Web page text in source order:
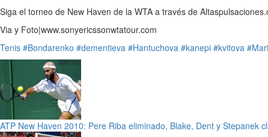
Siga el torneo de New Haven de la WTA a través de
Via y Foto|www.sonyericssonwtatour.com
Tenis #Bondarenko #dementieva #Hantuchova #kanepi #kvitova
ATP New Haven 2010: Pere Riba eliminado, Blake, Dent y Stepanek